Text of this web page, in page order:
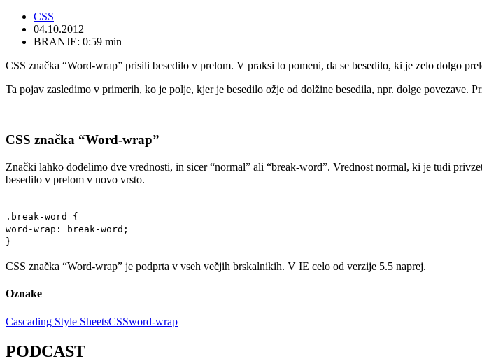
CSS
04.10.2012
BRANJE: 0:59 min
CSS značka “Word-wrap” prisili besedilo v prelom. V praksi to pomeni, da se besedilo, ki je zelo dolgo
Ta pojav zasledimo v primerih, ko je polje, kjer je besedilo ožje od dolžine besedila, npr. dolge povezave.
CSS značka “Word-wrap”
Znački lahko dodelimo dve vrednosti, in sicer “normal” ali “break-word”. Vrednost normal, ki je tudi
besedilo v prelom v novo vrsto.
.break-word {
word-wrap: break-word;
}
CSS značka “Word-wrap” je podprta v vseh večjih brskalnikih. V IE celo od verzije 5.5 naprej.
Oznake
Cascading Style SheetsCSSword-wrap
PODCAST